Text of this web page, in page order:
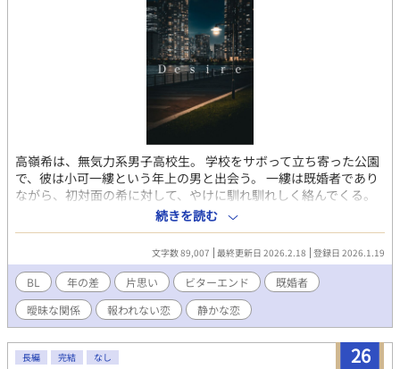
高嶺希は、無気力系男子高校生。 学校をサボって立ち寄った公園
で、彼は小可一縷という年上の男と出会う。 一縷は既婚者であり
ながら、初対面の希に対して、やけに馴れ馴れしく絡んでくる。
最初は小可を鬱陶しく思っていた希だったが、次第に彼の存在を
受け入れていく。 友情とも恋ともつかない関係は、名前のつかな
いまま、少しずつ形を変えていく。 これは、誰とも結ばれない片
想いと、 「好きだ」と言えなかった感情が静かに積み重なってい
く物語。 【⚠️注意】 ・本作はBL要素を含みますが、特定のカッ
プリングの成立を主題としていません。 ・本作は以前投稿した小
説「Desire」の改稿版です。 内容や言い回しなどは変わってい
ますが、大筋はプロトタイプ版と同じため、 ネタバレが苦手な
方は本作のみお読みいただくことをおすすめします。
続きを読む
文字数 89,007 最終更新日 2026.2.18 登録日 2026.1.19
BL 年の差 片思い ビターエンド
既婚者
曖昧な関係
報われない恋 静かな恋
26
長編 完結 なし